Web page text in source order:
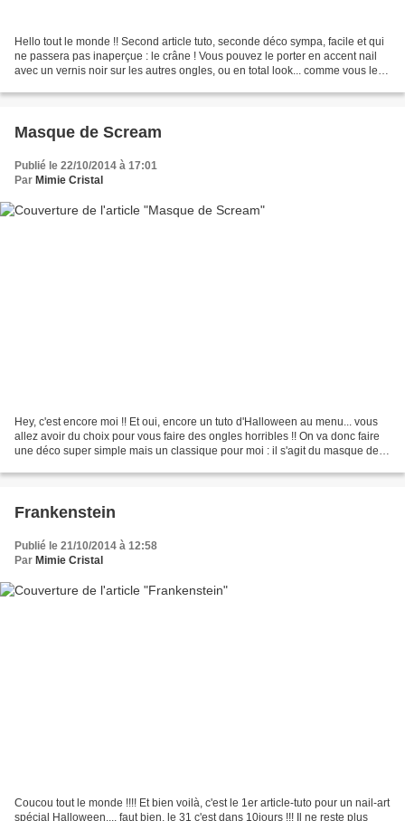
Hello tout le monde !! Second article tuto, seconde déco sympa, facile et qui
ne passera pas inaperçue : le crâne ! Vous pouvez le porter en accent nail
avec un vernis noir sur les autres ongles, ou en total look... comme vous le
Masque de Scream
Publié le 22/10/2014 à 17:01
Par Mimie Cristal
Hey, c'est encore moi !! Et oui, encore un tuto d'Halloween au menu... vous
allez avoir du choix pour vous faire des ongles horribles !! On va donc faire
une déco super simple mais un classique pour moi : il s'agit du masque de
Frankenstein
Publié le 21/10/2014 à 12:58
Par Mimie Cristal
Coucou tout le monde !!!! Et bien voilà, c'est le 1er article-tuto pour un nail-art
spécial Halloween.... faut bien, le 31 c'est dans 10jours !!! Il ne reste plus